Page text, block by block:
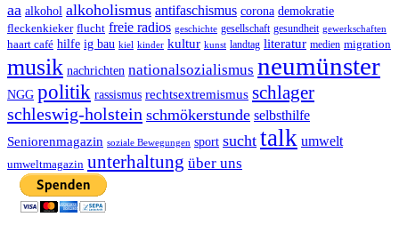
aa alkohol alkoholismus antifaschismus corona demokratie
fleckenkieker flucht freie radios geschichte gesellschaft gesundheit gewerkschaften
haart café hilfe ig bau kiel kinder kultur kunst landtag literatur medien migration
musik nachrichten nationalsozialismus neumünster
NGG politik rassismus rechtsextremismus schlager
schleswig-holstein schmökerstunde selbsthilfe
Seniorenmagazin soziale Bewegungen sport sucht talk umwelt
umweltmagazin unterhaltung über uns